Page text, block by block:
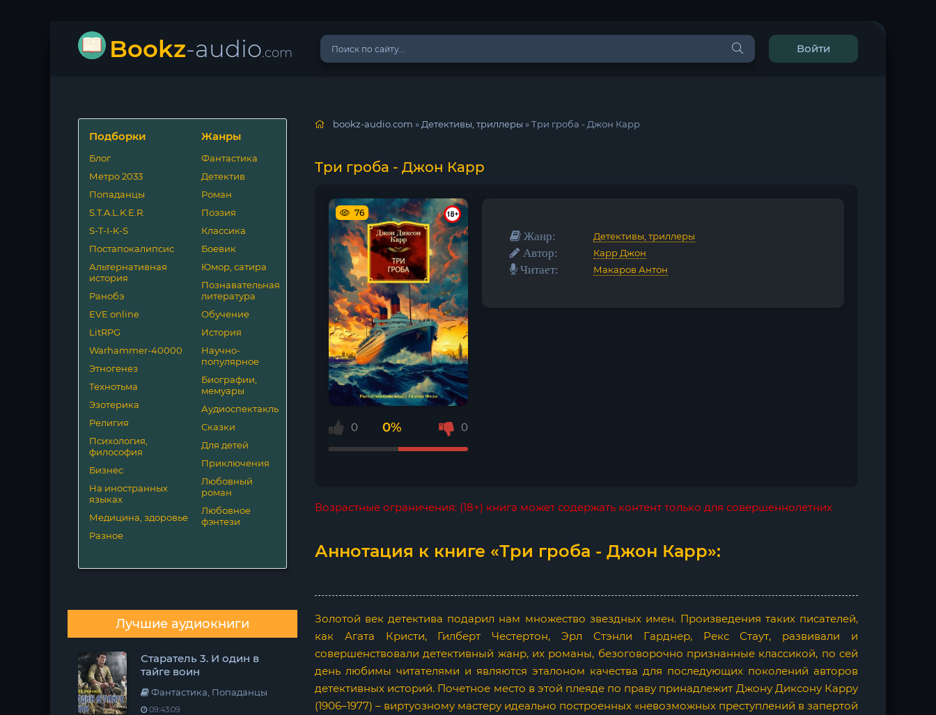
Bookz-audio.com Войти
Подборки
Блог
Метро 2033
Попаданцы
S.T.A.L.K.E.R.
S-T-I-K-S
Постапокалипсис
Альтернативная
история
Ранобэ
EVE online
LitRPG
Warhammer-40000
Этногенез
Технотьма
Эзотерика
Религия
Психология,
философия
Бизнес
На иностранных
языках
Медицина, здоровье
Разное
Жанры
Фантастика
Детектив
Роман
Поэзия
Классика
Боевик
Юмор, сатира
Познавательная
литература
Обучение
История
Научно-
популярное
Биографии,
мемуары
Аудиоспектакль
Сказки
Для детей
Приключения
Любовный
роман
Любовное
фэнтези
Лучшие аудиокниги
Старатель 3. И один в
тайге воин
Фантастика, Попаданцы
09:43:09
bookz-audio.com » Детективы, триллеры » Три гроба - Джон Карр
Три гроба - Джон Карр
76
0 0% 0
Жанр: Детективы, триллеры
Автор: Карр Джон
Читает: Макаров Антон
Возрастные ограничения: (18+) книга может содержать контент только для совершеннолетних
Аннотация к книге «Три гроба - Джон Карр»:
Золотой век детектива подарил нам множество звездных имен. Произведения таких писателей,
как Агата Кристи, Гилберт Честертон, Эрл Стэнли Гарднер, Рекс Стаут, развивали и
совершенствовали детективный жанр, их романы, безоговорочно признанные классикой, по сей
день любимы читателями и являются эталоном качества для последующих поколений авторов
детективных историй. Почетное место в этой плеяде по праву принадлежит Джону Диксону Карру
(1906–1977) – виртуозному мастеру идеально построенных «невозможных преступлений в запертой